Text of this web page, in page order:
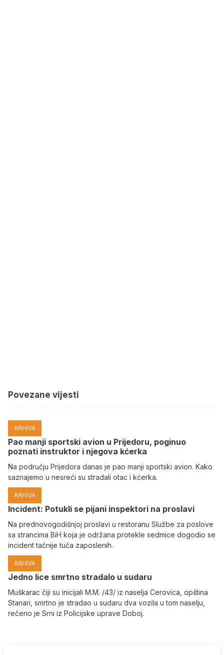
Povezane vijesti
ARHIVA
Pao manji sportski avion u Prijedoru, poginuo
poznati instruktor i njegova kćerka
Na području Prijedora danas je pao manji sportski avion. Kako
saznajemo u nesreći su stradali otac i kćerka.
ARHIVA
Incident: Potukli se pijani inspektori na proslavi
Na prednovogodišnjoj proslavi u restoranu Službe za poslove
sa strancima BiH koja je održana protekle sedmice dogodio se
incident tačnije tuča zaposlenih.
ARHIVA
Јedno lice smrtno stradalo u sudaru
Muškarac čiji su inicijali M.M. /43/ iz naselja Cerovica, opština
Stanari, smrtno je stradao u sudaru dva vozila u tom naselju,
rečeno je Srni iz Policijske uprave Doboj.